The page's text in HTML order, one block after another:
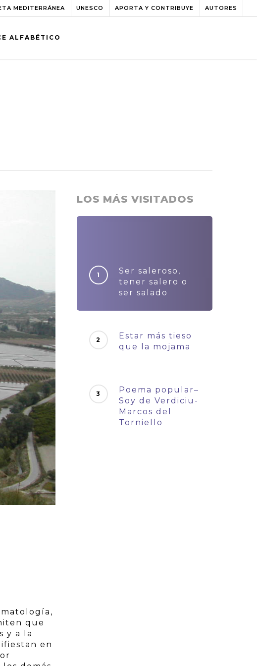
MEDITERRÁNEA UNESCO APORTA Y CONTRIBUYE AUTORES
ALFABÉTICO
que
y a la
en
LOS MÁS VISITADOS
Ser saleroso,
tener salero o
ser salado
Estar más tieso
que la mojama
Poema popular–
Soy de Verdiciu-
Marcos del
Torniello